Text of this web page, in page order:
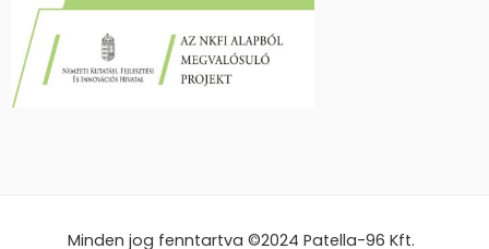
Minden jog fenntartva ©2024Patella-96 Kft.